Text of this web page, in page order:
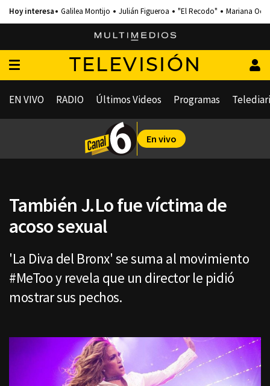
Galilea Montijo Julián Figueroa "El Recodo" Mariana
TELEVISIÓN
EN VIVO RADIO Últimos Videos Programas
En vivo
También J.Lo fue víctima de
acoso sexual
'La Diva del Bronx' se suma al movimiento
#MeToo y revela que un director le pidió
mostrar sus pechos.